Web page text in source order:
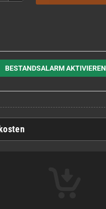
BESTANDSALARM AKTIVIEREN